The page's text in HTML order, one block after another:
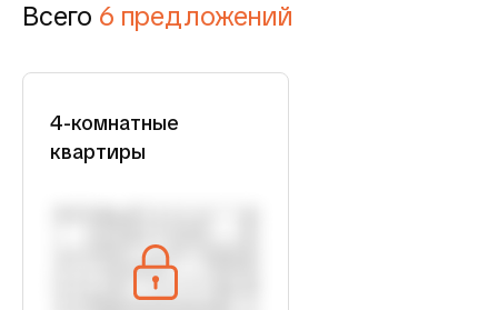
Всего 6 предложений
4-комнатные
квартиры